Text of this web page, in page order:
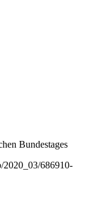
Bundestages
2020_03/686910-